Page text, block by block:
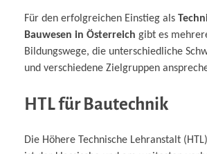
Für den erfolgreichen Einstieg als
Bauwesen in Österreich gibt es
Bildungswege, die unterschiedliche
und verschiedene Zielgruppen
HTL für Bautechnik
Die Höhere Technische Lehranstalt